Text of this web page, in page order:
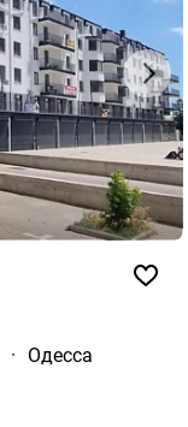
·
Одесса